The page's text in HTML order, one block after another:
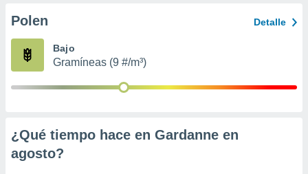
publicidad
1199
Polen Detalle
Bajo
Gramíneas (9 #/m³)
¿Qué tiempo hace en Gardanne en
agosto?